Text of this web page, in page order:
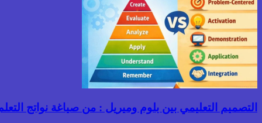
التصميم التعليمي بين بلوم وميريل : من صياغة نواتج